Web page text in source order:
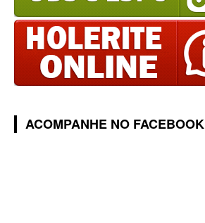
ACOMPANHE NO FACEBOOK